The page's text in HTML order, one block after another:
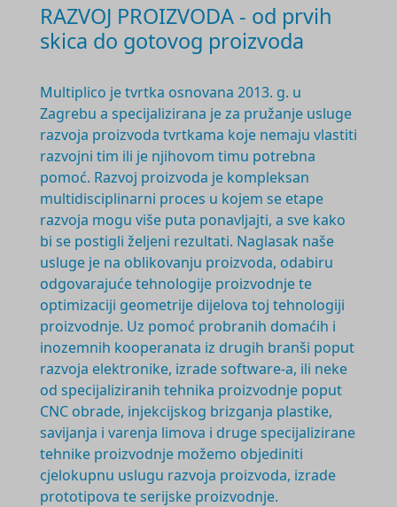
RAZVOJ PROIZVODA - od prvih
skica do gotovog proizvoda
Multiplico je tvrtka osnovana 2013. g. u
Zagrebu a specijalizirana je za pružanje usluge
razvoja proizvoda tvrtkama koje nemaju vlastiti
razvojni tim ili je njihovom timu potrebna
pomoć. Razvoj proizvoda je kompleksan
multidisciplinarni proces u kojem se etape
razvoja mogu više puta ponavljajti, a sve kako
bi se postigli željeni rezultati. Naglasak naše
usluge je na oblikovanju proizvoda, odabiru
odgovarajuće tehnologije proizvodnje te
optimizaciji geometrije dijelova toj tehnologiji
proizvodnje. Uz pomoć probranih domaćih i
inozemnih kooperanata iz drugih branši poput
razvoja elektronike, izrade software-a, ili neke
od specijaliziranih tehnika proizvodnje poput
CNC obrade, injekcijskog brizganja plastike,
savijanja i varenja limova i druge specijalizirane
tehnike proizvodnje možemo objediniti
cjelokupnu uslugu razvoja proizvoda, izrade
prototipova te serijske proizvodnje.